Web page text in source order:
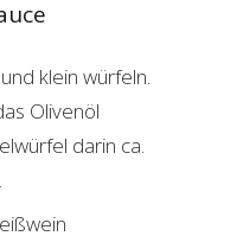
klein würfeln.
Olivenöl
darin ca.